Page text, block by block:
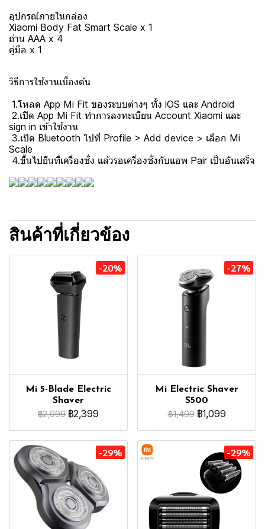
อุปกรณ์ภายในกล่อง
Xiaomi Body Fat Smart Scale x 1
ถ่าน AAA x 4
คู่มือ x 1
วิธีการใช้งานเบื้องต้น
1.โหลด App Mi Fit ของระบบต่างๆ ทั้ง iOS และ Android
2.เปิด App Mi Fit ทำการลงทะเบียน Account Xiaomi และ
sign in เข้าใช้งาน
3.เปิด Bluetooth ไปที่ Profile > Add device > เลือก Mi
Scale
4.ขึ้นไปยืนที่เครื่องชั่ง แล้วรอเครื่องชั่งกับแอพ Pair เป็นอันเสร็จ
สินค้าที่เกี่ยวข้อง
-20%
Mi 5-Blade Electric
Shaver
฿2,999 ฿2,399
-27%
Mi Electric Shaver
S500
฿1,499 ฿1,099
-29% -29%